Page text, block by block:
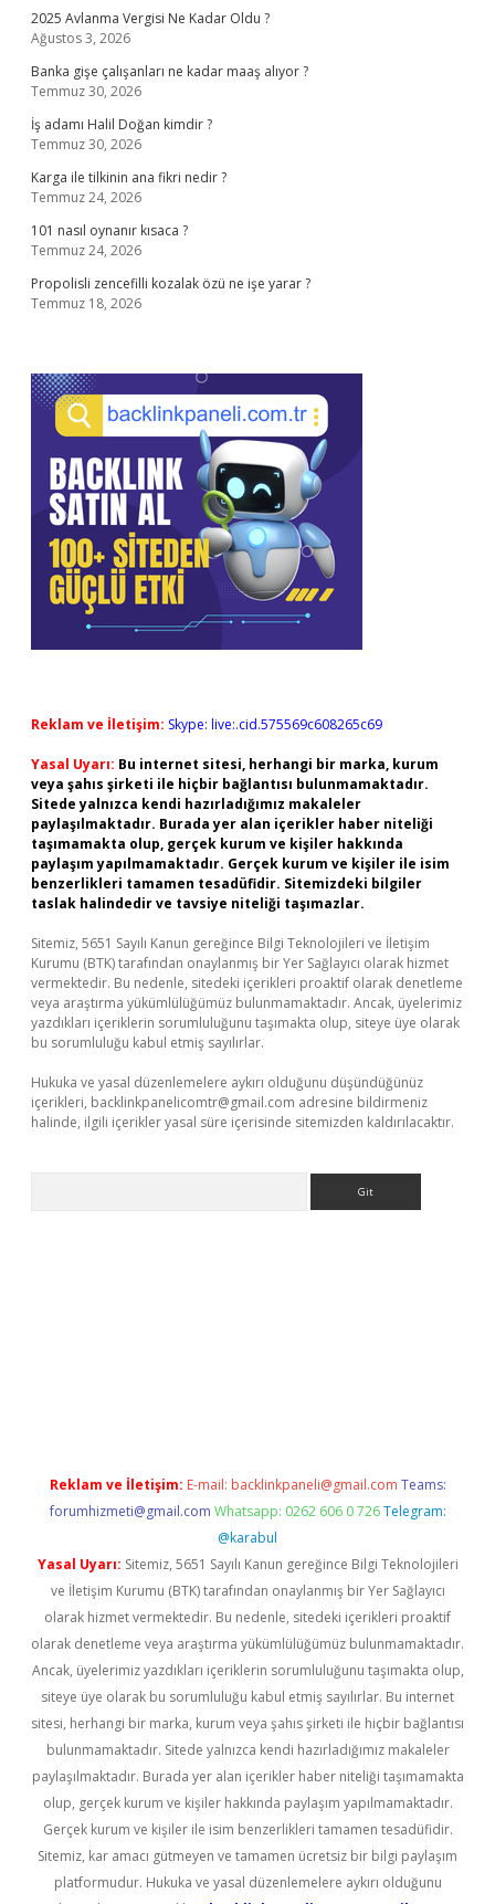
2025 Avlanma Vergisi Ne Kadar Oldu ?
Ağustos 3, 2026
Banka gişe çalışanları ne kadar maaş alıyor ?
Temmuz 30, 2026
İş adamı Halil Doğan kimdir ?
Temmuz 30, 2026
Karga ile tilkinin ana fikri nedir ?
Temmuz 24, 2026
101 nasıl oynanır kısaca ?
Temmuz 24, 2026
Propolisli zencefilli kozalak özü ne işe yarar ?
Temmuz 18, 2026
Reklam ve İletişim: Skype: live:.cid.575569c608265c69
Yasal Uyarı: Bu internet sitesi, herhangi bir marka, kurum
veya şahıs şirketi ile hiçbir bağlantısı bulunmamaktadır.
Sitede yalnızca kendi hazırladığımız makaleler
paylaşılmaktadır. Burada yer alan içerikler haber niteliği
taşımamakta olup, gerçek kurum ve kişiler hakkında
paylaşım yapılmamaktadır. Gerçek kurum ve kişiler ile isim
benzerlikleri tamamen tesadüfidir. Sitemizdeki bilgiler
taslak halindedir ve tavsiye niteliği taşımazlar.
Sitemiz, 5651 Sayılı Kanun gereğince Bilgi Teknolojileri ve İletişim
Kurumu (BTK) tarafından onaylanmış bir Yer Sağlayıcı olarak hizmet
vermektedir. Bu nedenle, sitedeki içerikleri proaktif olarak denetleme
veya araştırma yükümlülüğümüz bulunmamaktadır. Ancak, üyelerimiz
yazdıkları içeriklerin sorumluluğunu taşımakta olup, siteye üye olarak
bu sorumluluğu kabul etmiş sayılırlar.
Hukuka ve yasal düzenlemelere aykırı olduğunu düşündüğünüz
içerikleri, backlinkpanelicomtr@gmail.com adresine bildirmeniz
halinde, ilgili içerikler yasal süre içerisinde sitemizden kaldırılacaktır.
Reklam ve İletişim: E-mail: backlinkpaneli@gmail.com Teams:
forumhizmeti@gmail.com Whatsapp: 0262 606 0 726 Telegram:
@karabul
Yasal Uyarı: Sitemiz, 5651 Sayılı Kanun gereğince Bilgi Teknolojileri
ve İletişim Kurumu (BTK) tarafından onaylanmış bir Yer Sağlayıcı
olarak hizmet vermektedir. Bu nedenle, sitedeki içerikleri proaktif
olarak denetleme veya araştırma yükümlülüğümüz bulunmamaktadır.
Ancak, üyelerimiz yazdıkları içeriklerin sorumluluğunu taşımakta olup,
siteye üye olarak bu sorumluluğu kabul etmiş sayılırlar. Bu internet
sitesi, herhangi bir marka, kurum veya şahıs şirketi ile hiçbir bağlantısı
bulunmamaktadır. Sitede yalnızca kendi hazırladığımız makaleler
paylaşılmaktadır. Burada yer alan içerikler haber niteliği taşımamakta
olup, gerçek kurum ve kişiler hakkında paylaşım yapılmamaktadır.
Gerçek kurum ve kişiler ile isim benzerlikleri tamamen tesadüfidir.
Sitemiz, kar amacı gütmeyen ve tamamen ücretsiz bir bilgi paylaşım
platformudur. Hukuka ve yasal düzenlemelere aykırı olduğunu